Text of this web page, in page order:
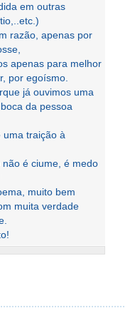
em outras
razão, apenas por
apenas para melhor
por egoísmo.
já ouvimos uma
da pessoa
uma traição à
não é ciume, é medo
muito bem
muita verdade